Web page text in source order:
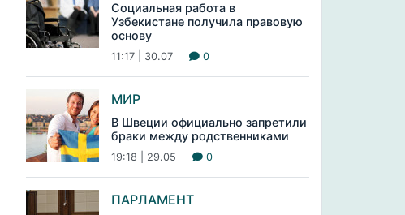
Социальная работа в
Узбекистане получила правовую
основу
11:17 | 30.07 0
МИР
В Швеции официально запретили
браки между родственниками
19:18 | 29.05 0
ПАРЛАМЕНТ